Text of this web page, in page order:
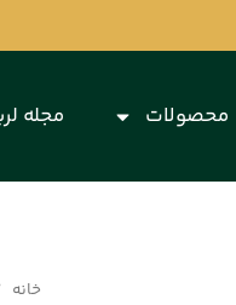
محصولات مجله
خانه